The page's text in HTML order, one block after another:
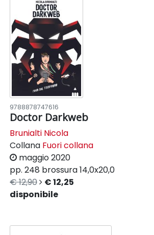
9788878747616
Doctor Darkweb
Brunialti Nicola
Collana Fuori collana
maggio 2020
pp. 248 brossura14,0x20,0
€ 12,90
€ 12,25
disponibile